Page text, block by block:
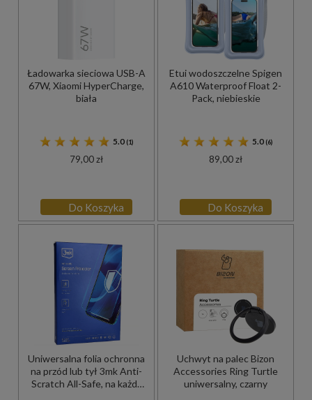
Ładowarka sieciowa USB-A
67W, Xiaomi HyperCharge,
biała
5.0 (1)
79,00 zł
Do Koszyka
Etui wodoszczelne Spigen
A610 Waterproof Float 2-
Pack, niebieskie
5.0 (6)
89,00 zł
Do Koszyka
Uniwersalna folia ochronna
na przód lub tył 3mk Anti-
Scratch All-Safe, na każdy
Uchwyt na palec Bizon
Accessories Ring Turtle
uniwersalny, czarny